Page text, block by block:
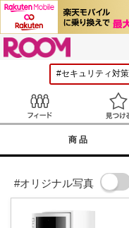
商品
#オリジナル写真